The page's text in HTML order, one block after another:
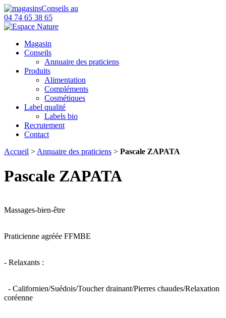
Conseils au
04 74 65 38 65
Magasin
Conseils
Annuaire des praticiens
Produits
Alimentation
Compléments
Cosmétiques
Label qualité
Labels bio
Recrutement
Contact
Accueil > Annuaire des praticiens > Pascale ZAPATA
Pascale ZAPATA
Massages-bien-être
Praticienne agréée FFMBE
- Relaxants :
- Californien/Suédois/Toucher drainant/Pierres chaudes/Relaxation
coréenne